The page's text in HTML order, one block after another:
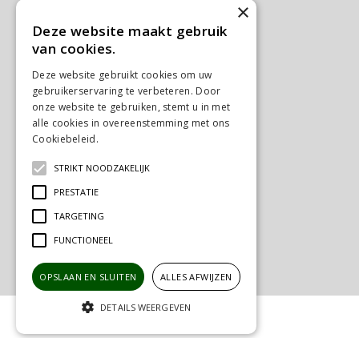
Meer weten
Algemene voorwaarden
Privacy Statement
Disclaimer
© Tuincentrum Schalk
×
Deze website maakt gebruik
van cookies.
Deze website gebruikt cookies om uw
gebruikerservaring te verbeteren. Door
onze website te gebruiken, stemt u in met
alle cookies in overeenstemming met ons
Cookiebeleid.
STRIKT NOODZAKELIJK
PRESTATIE
TARGETING
FUNCTIONEEL
OPSLAAN EN SLUITEN ALLES AFWIJZEN
DETAILS WEERGEVEN